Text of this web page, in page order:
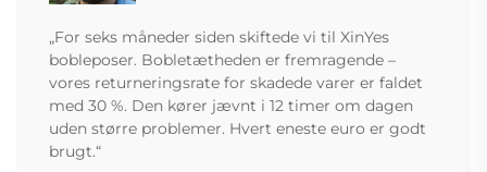
„For seks måneder siden skiftede vi til XinYes
bobleposer. Bobletætheden er fremragende –
vores returneringsrate for skadede varer er faldet
med 30 %. Den kører jævnt i 12 timer om dagen
uden større problemer. Hvert eneste euro er godt
brugt.“